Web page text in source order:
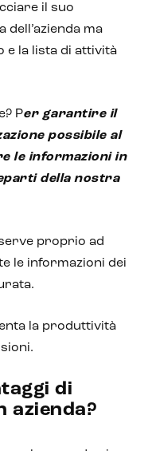
il suo
ma
e la lista di attività
Per garantire il
possibile al
le informazioni in
della nostra
proprio ad
le informazioni dei
la produttività
di
azienda?